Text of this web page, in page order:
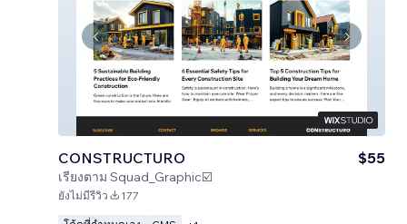
CONSTRUCTURO
เรียงตาม Squad_Graphic☑️
$55
ยังไม่มีรีวิว 177